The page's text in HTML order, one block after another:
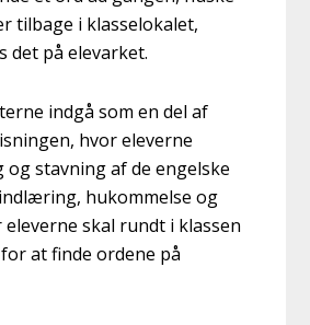
tilbage i klasselokalet,
det på elevarket.
indgå som en del af
hvor eleverne
stavning af de engelske
hukommelse og
skal rundt i klassen
at finde ordene på